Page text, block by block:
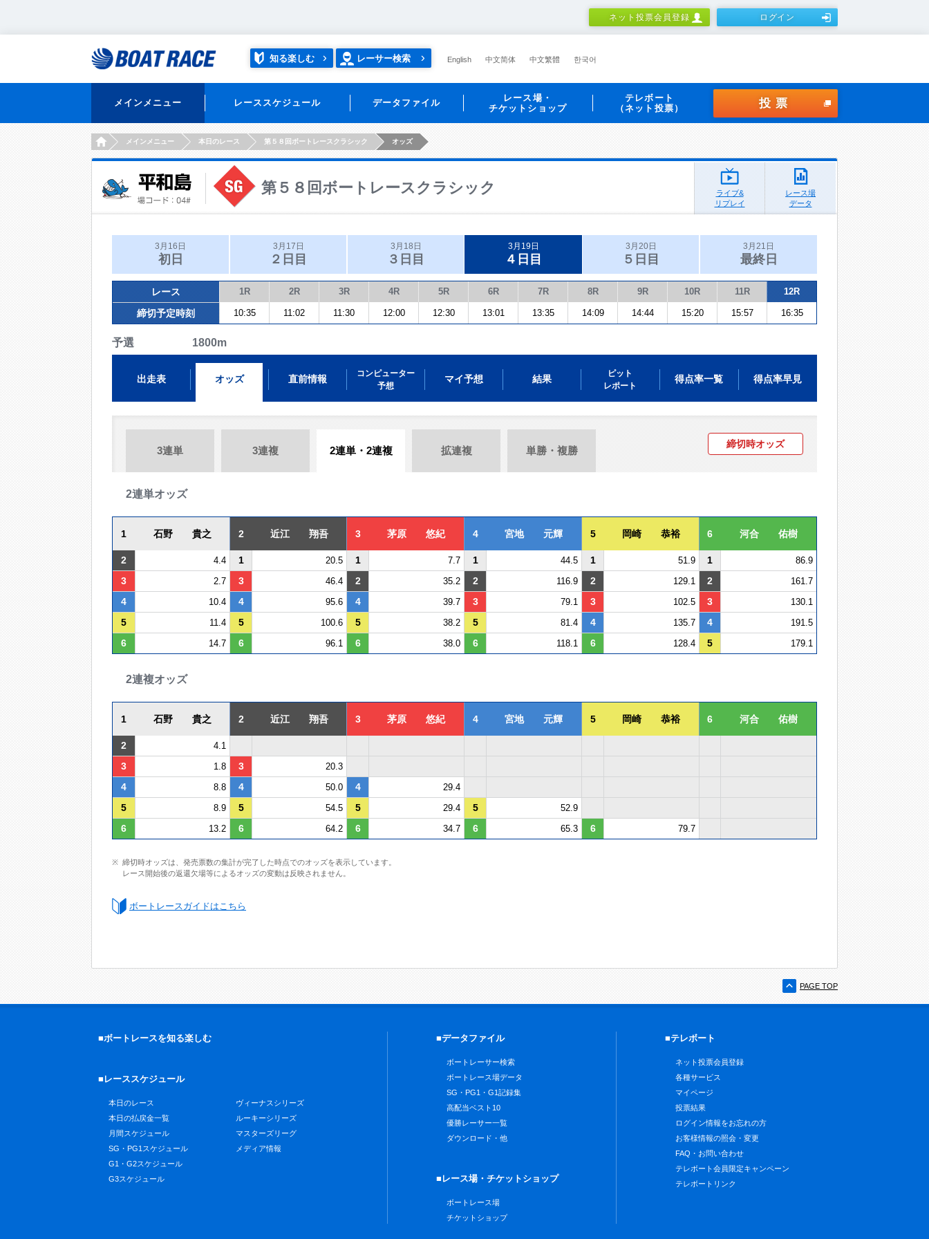
ネット投票会員登録 ログイン
知る楽しむ レーサー検索 English 中文简体 中文繁體 한국어
メインメニュー レーススケジュール データファイル
レース場・
チケットショップ
テレボート
（ネット投票）
投票
HOMEメインメニュー 本日のレース 第５８回ボートレースクラシック オッズ
第５８回ボートレースクラシック
ライブ&
リプレイ
レース場
データ
3月16日
初日
3月17日
２日目
3月18日
３日目
3月19日
４日目
3月20日
５日目
3月21日
最終日
レース 1R 2R 3R 4R 5R 6R 7R 8R 9R 10R 11R 12R
締切予定時刻 10:35 11:02 11:30 12:00 12:30 13:01 13:35 14:09 14:44 15:20 15:57 16:35
予選 1800m
出走表 オッズ 直前情報
コンピューター
予想
マイ予想 結果
ピット
レポート
得点率一覧 得点率早見
3連単 3連複 2連単・2連複 拡連複 単勝・複勝
締切時オッズ
2連単オッズ
1 石野 貴之 2 近江 翔吾 3 茅原 悠紀 4 宮地 元輝 5 岡崎 恭裕 6 河合 佑樹
2 4.4 1 20.5 1 7.7 1 44.5 1 51.9 1 86.9
3 2.7 3 46.4 2 35.2 2 116.9 2 129.1 2 161.7
4 10.4 4 95.6 4 39.7 3 79.1 3 102.5 3 130.1
5 11.4 5 100.6 5 38.2 5 81.4 4 135.7 4 191.5
6 14.7 6 96.1 6 38.0 6 118.1 6 128.4 5 179.1
2連複オッズ
1 石野 貴之 2 近江 翔吾 3 茅原 悠紀 4 宮地 元輝 5 岡崎 恭裕 6 河合 佑樹
2 4.1
3 1.8 3 20.3
4 8.8 4 50.0 4 29.4
5 8.9 5 54.5 5 29.4 5 52.9
6 13.2 6 64.2 6 34.7 6 65.3 6 79.7
締切時オッズは、発売票数の集計が完了した時点でのオッズを表示しています。
レース開始後の返還欠場等によるオッズの変動は反映されません。
ボートレースガイドはこちら
PAGE TOP
■ボートレースを知る楽しむ
■レーススケジュール
本日のレース
本日の払戻金一覧
月間スケジュール
SG・PG1スケジュール
G1・G2スケジュール
G3スケジュール
ヴィーナスシリーズ
ルーキーシリーズ
マスターズリーグ
メディア情報
■データファイル
ボートレーサー検索
ボートレース場データ
SG・PG1・G1記録集
高配当ベスト10
優勝レーサー一覧
ダウンロード・他
■レース場・チケットショップ
ボートレース場
チケットショップ
■テレボート
ネット投票会員登録
各種サービス
マイページ
投票結果
ログイン情報をお忘れの方
お客様情報の照会・変更
FAQ・お問い合わせ
テレボート会員限定キャンペーン
テレボートリンク